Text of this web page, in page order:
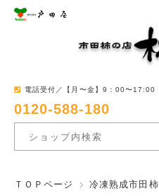
電話受付／【月〜金】9：00〜17:00
0120-588-180
ＴＯＰページ
冷凍熟成市田柿